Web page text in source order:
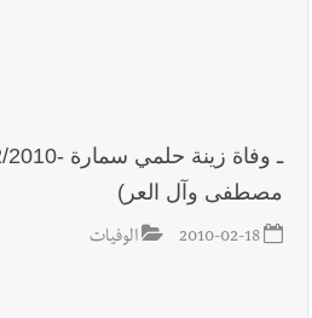
مصطفى وآل العر)
2010-02-18 الوفيات